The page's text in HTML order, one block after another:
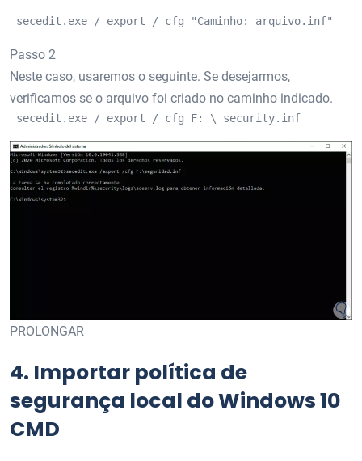
secedit.exe / export / cfg "Caminho: arquivo.inf"
Passo 2
Neste caso, usaremos o seguinte. Se desejarmos,
verificamos se o arquivo foi criado no caminho indicado.
secedit.exe / export / cfg F: \ security.inf
PROLONGAR
4. Importar política de
segurança local do Windows 10
CMD